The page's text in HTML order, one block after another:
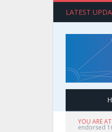
LATEST
YOU ARE AT:
endorsed